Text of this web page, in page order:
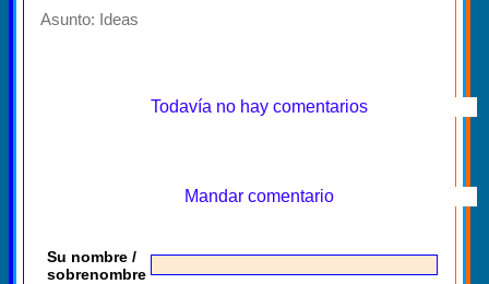
Asunto: Ideas
Todavía no hay comentarios
Mandar comentario
Su nombre /
sobrenombre